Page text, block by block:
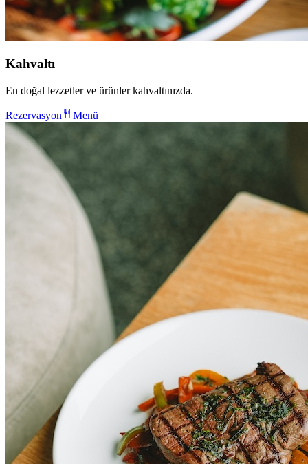
Kahvaltı
En doğal lezzetler ve ürünler kahvaltınızda.
Rezervasyon Menü